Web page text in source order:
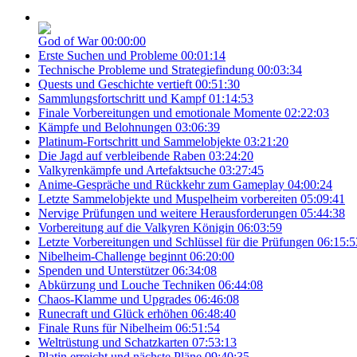
God of War 00:00:00
Erste Suchen und Probleme 00:01:14
Technische Probleme und Strategiefindung 00:03:34
Quests und Geschichte vertieft 00:51:30
Sammlungsfortschritt und Kampf 01:14:53
Finale Vorbereitungen und emotionale Momente 02:22:03
Kämpfe und Belohnungen 03:06:39
Platinum-Fortschritt und Sammelobjekte 03:21:20
Die Jagd auf verbleibende Raben 03:24:20
Valkyrenkämpfe und Artefaktsuche 03:27:45
Anime-Gespräche und Rückkehr zum Gameplay 04:00:24
Letzte Sammelobjekte und Muspelheim vorbereiten 05:09:41
Nervige Prüfungen und weitere Herausforderungen 05:44:38
Vorbereitung auf die Valkyren Königin 06:03:59
Letzte Vorbereitungen und Schlüssel für die Prüfungen
Nibelheim-Challenge beginnt 06:20:00
Spenden und Unterstützer 06:34:08
Abkürzung und Louche Techniken 06:44:08
Chaos-Klamme und Upgrades 06:46:08
Runecraft und Glück erhöhen 06:48:40
Finale Runs für Nibelheim 06:51:54
Weltrüstung und Schatzkarten 07:53:13